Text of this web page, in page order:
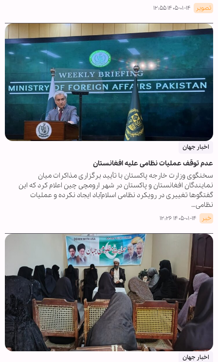
تصویر ۱۴۰۵-۰۱-۱۴ ۱۲:۵۵
اخبار جهان
عدم توقف عملیات نظامی علیه افغانستان
سخنگوی وزارت خارجه پاکستان با تأیید برگزاری مذاکرات میان
نمایندگان افغانستان و پاکستان در شهر ارومچی چین اعلام کرد که این
گفتگوها تغییری در رویکرد نظامی اسلام‌آباد ایجاد نکرده و عملیات
نظامی…
خبر ۱۴۰۵-۰۱-۱۴ ۱۲:۲۶
اخبار جهان